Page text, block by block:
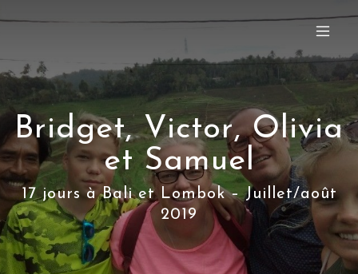
Bridget, Victor, Olivia
et Samuel
17 jours à Bali et Lombok – Juillet/août
2019